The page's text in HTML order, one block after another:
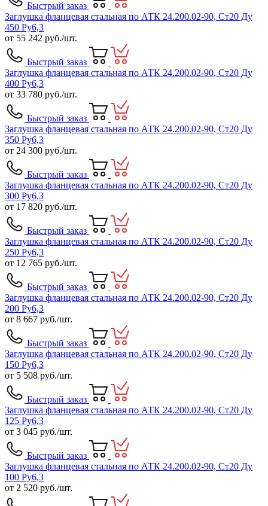
Быстрый заказ
Заглушка фланцевая стальная по АТК 24.200.02-90, Ст20 Ду
450 Ру6,3
от 55 242 руб./шт.
Быстрый заказ
Заглушка фланцевая стальная по АТК 24.200.02-90, Ст20 Ду
400 Ру6,3
от 33 780 руб./шт.
Быстрый заказ
Заглушка фланцевая стальная по АТК 24.200.02-90, Ст20 Ду
350 Ру6,3
от 24 300 руб./шт.
Быстрый заказ
Заглушка фланцевая стальная по АТК 24.200.02-90, Ст20 Ду
300 Ру6,3
от 17 820 руб./шт.
Быстрый заказ
Заглушка фланцевая стальная по АТК 24.200.02-90, Ст20 Ду
250 Ру6,3
от 12 765 руб./шт.
Быстрый заказ
Заглушка фланцевая стальная по АТК 24.200.02-90, Ст20 Ду
200 Ру6,3
от 8 667 руб./шт.
Быстрый заказ
Заглушка фланцевая стальная по АТК 24.200.02-90, Ст20 Ду
150 Ру6,3
от 5 508 руб./шт.
Быстрый заказ
Заглушка фланцевая стальная по АТК 24.200.02-90, Ст20 Ду
125 Ру6,3
от 3 045 руб./шт.
Быстрый заказ
Заглушка фланцевая стальная по АТК 24.200.02-90, Ст20 Ду
100 Ру6,3
от 2 520 руб./шт.